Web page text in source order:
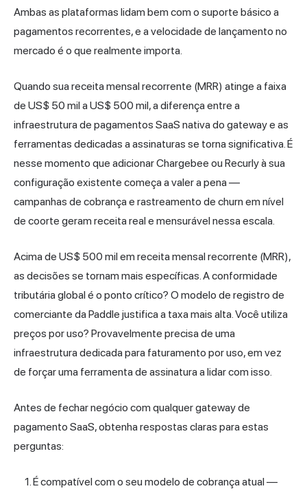
Ambas as plataformas lidam bem com o suporte básico a
pagamentos recorrentes, e a velocidade de lançamento no
mercado é o que realmente importa.
Quando sua receita mensal recorrente (MRR) atinge a faixa
de US$ 50 mil a US$ 500 mil, a diferença entre a
infraestrutura de pagamentos SaaS nativa do gateway e as
ferramentas dedicadas a assinaturas se torna significativa. É
nesse momento que adicionar Chargebee ou Recurly à sua
configuração existente começa a valer a pena —
campanhas de cobrança e rastreamento de churn em nível
de coorte geram receita real e mensurável nessa escala.
Acima de US$ 500 mil em receita mensal recorrente (MRR),
as decisões se tornam mais específicas. A conformidade
tributária global é o ponto crítico? O modelo de registro de
comerciante da Paddle justifica a taxa mais alta. Você utiliza
preços por uso? Provavelmente precisa de uma
infraestrutura dedicada para faturamento por uso, em vez
de forçar uma ferramenta de assinatura a lidar com isso.
Antes de fechar negócio com qualquer gateway de
pagamento SaaS, obtenha respostas claras para estas
perguntas:
É compatível com o seu modelo de cobrança atual —